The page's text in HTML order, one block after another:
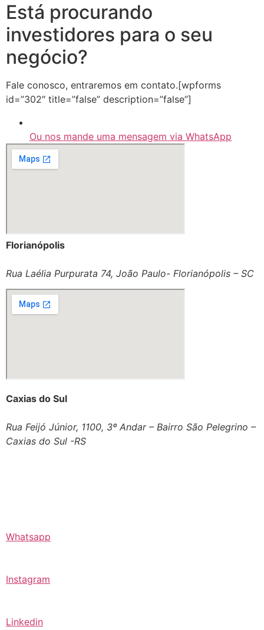
Está procurando
investidores para o seu
negócio?
Fale conosco, entraremos em contato.[wpforms
id=”302″ title=”false” description=”false”]
Ou nos mande uma mensagem via WhatsApp
Florianópolis
Rua Laélia Purpurata 74, João Paulo- Florianópolis – SC
Caxias do Sul
Rua Feijó Júnior, 1100, 3º Andar – Bairro São Pelegrino –
Caxias do Sul -RS
Whatsapp
Instagram
Linkedin